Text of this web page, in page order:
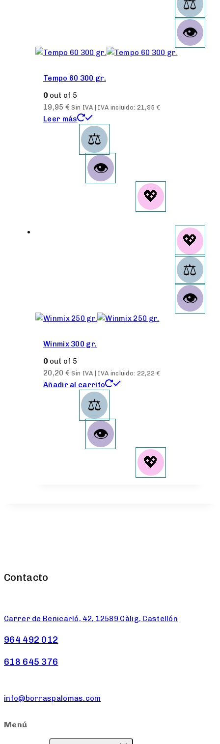
Tempo 60 300 gr.
0 out of 5
19,95 € Sin IVA | IVA incluido: 21,95€
Leer más
Winmix 300 gr.
0 out of 5
20,20 € Sin IVA | IVA incluido: 22,22€
Añadir al carrito
Contacto
Carrer de Benicarló, 42, 12589 Càlig, Castellón
964 492 012
618 645 376
info@borraspalomas.com
Menú